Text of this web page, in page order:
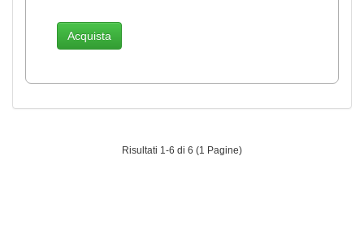
Acquista
Risultati 1-6 di 6 (1 Pagine)